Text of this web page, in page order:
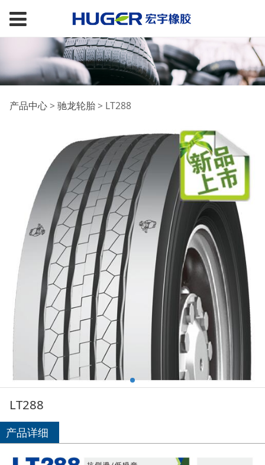
LT288
产品中心> 驰龙轮胎> LT288
LT288
产品详细